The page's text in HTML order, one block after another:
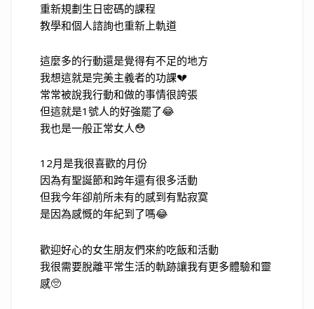
重新規劃生日密碼的課程
教學和個人諮詢也重新上軌道
這麼多的行動還是覺得有不足的地方
我想這就是完美主義者的功課💔
常常被說我行動和做的事情很誇張
但這就是1號人的好強罷了😂
我也是一般正常女人😳
12月是我很喜歡的月份
因為有聖誕節和跨年還有很多活動
但我今年卻前所未有的感到有點寂寞
是因為感慨的年紀到了嗎😂
歡迎好心的女生朋友們來約吃飯和活動
我很需要脫離平常生活的軌跡讓我有更多體驗和靈
感🥺